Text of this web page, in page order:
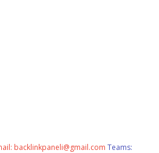
backlinkpaneli@gmail.com Teams: